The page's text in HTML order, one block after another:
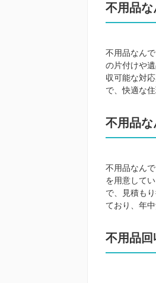
不用品
不用品なん
の片付けや
収可能な対
で、快適な
不用品
不用品なん
を用意して
で、見積も
ており、年
不用品